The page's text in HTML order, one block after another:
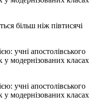
більш ніж півтисячі